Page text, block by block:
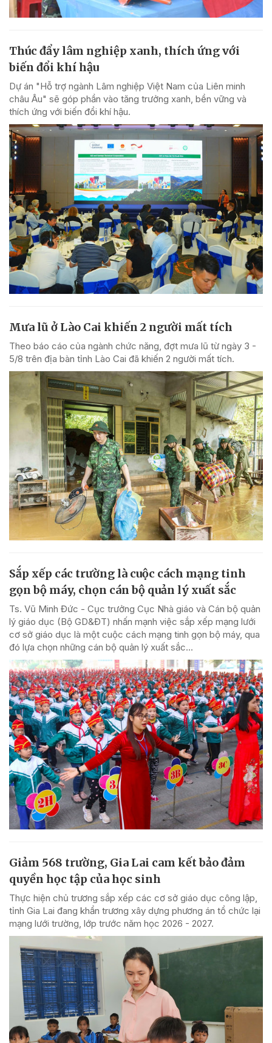
Thúc đẩy lâm nghiệp xanh, thích ứng với
biến đổi khí hậu
Dự án "Hỗ trợ ngành Lâm nghiệp Việt Nam của Liên minh
châu Âu" sẽ góp phần vào tăng trưởng xanh, bền vững và
thích ứng với biến đổi khí hậu.
Mưa lũ ở Lào Cai khiến 2 người mất tích
Theo báo cáo của ngành chức năng, đợt mưa lũ từ ngày 3 -
5/8 trên địa bàn tỉnh Lào Cai đã khiến 2 người mất tích.
Sắp xếp các trường là cuộc cách mạng tinh
gọn bộ máy, chọn cán bộ quản lý xuất sắc
Ts. Vũ Minh Đức - Cục trưởng Cục Nhà giáo và Cán bộ quản
lý giáo dục (Bộ GD&ĐT) nhấn mạnh việc sắp xếp mạng lưới
cơ sở giáo dục là một cuộc cách mạng tinh gọn bộ máy, qua
đó lựa chọn những cán bộ quản lý xuất sắc...
Giảm 568 trường, Gia Lai cam kết bảo đảm
quyền học tập của học sinh
Thực hiện chủ trương sắp xếp các cơ sở giáo dục công lập,
tỉnh Gia Lai đang khẩn trương xây dựng phương án tổ chức lại
mạng lưới trường, lớp trước năm học 2026 - 2027.